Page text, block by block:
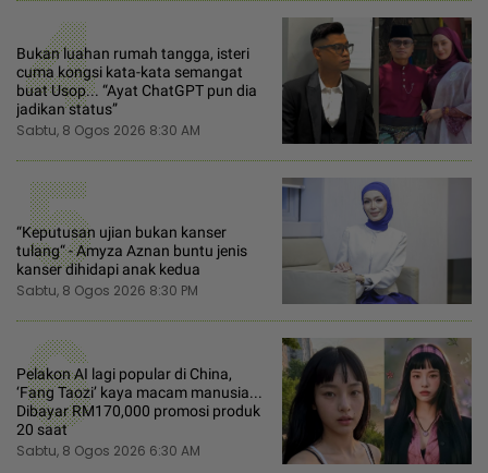
4
Bukan luahan rumah tangga, isteri
cuma kongsi kata-kata semangat
buat Usop... “Ayat ChatGPT pun dia
jadikan status”
Sabtu, 8 Ogos 2026 8:30 AM
5
“Keputusan ujian bukan kanser
tulang“ - Amyza Aznan buntu jenis
kanser dihidapi anak kedua
Sabtu, 8 Ogos 2026 8:30 PM
6
Pelakon AI lagi popular di China,
‘Fang Taozi’ kaya macam manusia...
Dibayar RM170,000 promosi produk
20 saat
Sabtu, 8 Ogos 2026 6:30 AM